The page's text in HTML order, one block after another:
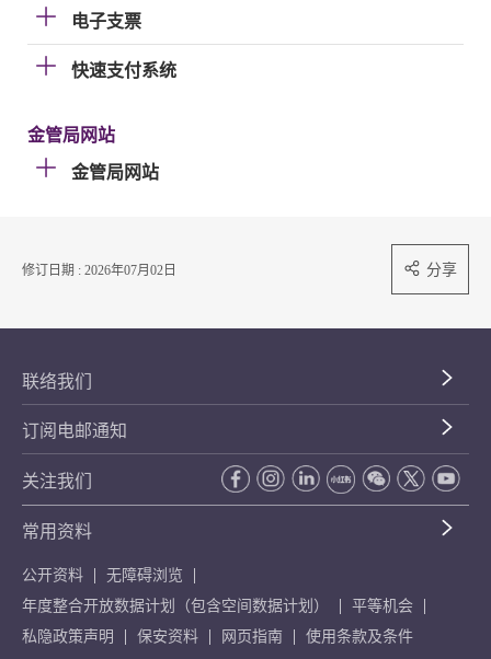
电子支票
快速支付系统
金管局网站
金管局网站
修订日期 : 2026年07月02日 分享
联络我们
订阅电邮通知
关注我们
常用资料
公开资料
无障碍浏览
年度整合开放数据计划（包含空间数据计划）
平等机会
私隐政策声明
保安资料 网页指南 使用条款及条件